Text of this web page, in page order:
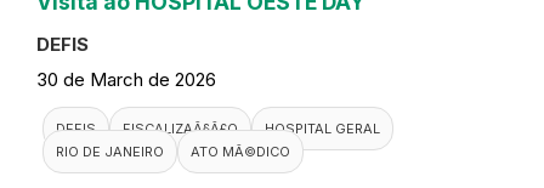
DEFIS
30 de March de 2026
DEFIS FISCALIZAÃ§Ã£O
HOSPITAL GERAL
RIO DE JANEIRO
ATO MÃ©DICO